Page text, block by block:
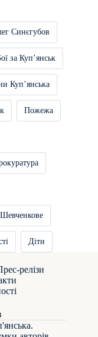
Синєгубов
за Купʼянськ
Купʼянська
Пожежа
Шевченкове
Діти
релізи